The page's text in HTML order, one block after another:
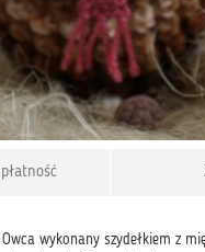
Owca wykonany szydełkiem z